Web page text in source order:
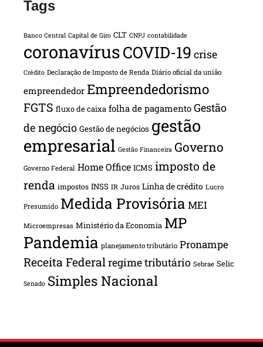
Tags
Banco Central Capital de Giro CLT CNPJ contabilidade
coronavírusCOVID-19 crise
Crédito Declaração de Imposto de Renda Diário oficial da união
empreendedor Empreendedorismo
FGTS fluxo de caixa folha de pagamento Gestão
de negócio Gestão de negócios gestão
empresarial Gestão Financeira Governo
Governo Federal Home Office ICMS imposto de
renda impostos INSS IR Juros Linha de crédito Lucro
Presumido Medida Provisória MEI
Microempresas Ministério da Economia MP
Pandemia planejamento tributário Pronampe
Receita Federalregime tributário Sebrae Selic
Senado Simples Nacional